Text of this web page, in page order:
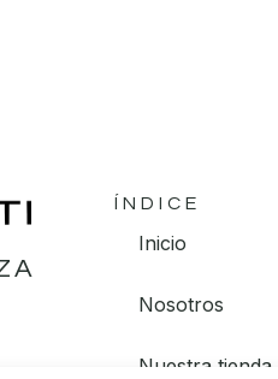
ÍNDICE
Inicio
Nosotros
Nuestra tienda